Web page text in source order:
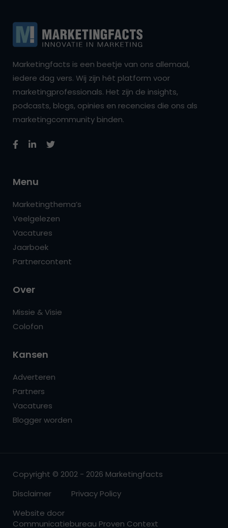
Marketingfacts is een beetje van ons allemaal,
iedere dag vers. Wij zijn hét platform voor
marketingprofessionals. Het zijn de insights,
podcasts, blogs, opinies en recencies die ons als
marketingcommunity binden.
Menu
Marketingthema’s
Veelgelezen
Vacatures
Jaarboek
Partnercontent
Over
Missie & Visie
Colofon
Kansen
Adverteren
Partners
Vacatures
Blogger worden
Copyright © 2002 - 2026 Marketingfacts
Disclaimer
Privacy Policy
Website door
Communicatiebureau Proven Context